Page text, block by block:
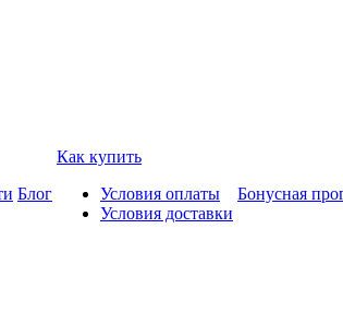
Блог
Как купить
Условия оплаты
Условия доставки
Бонусная